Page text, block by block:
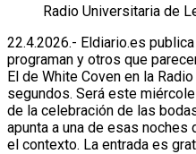
Radio Universitaria de
22.4.2026.- Eldiario.es
programan y otros que
El de White Coven en la
segundos. Será este
de la celebración de las
apunta a una de esas
el contexto. La entrada es